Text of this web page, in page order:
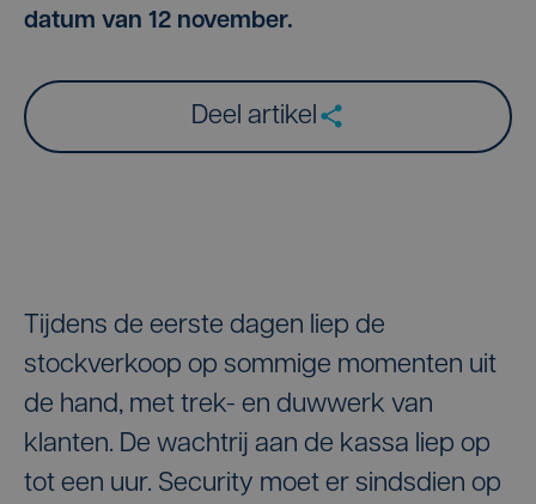
datum van 12 november.
Deel artikel
Tijdens de eerste dagen liep de
stockverkoop op sommige momenten uit
de hand, met trek- en duwwerk van
klanten. De wachtrij aan de kassa liep op
tot een uur. Security moet er sindsdien op